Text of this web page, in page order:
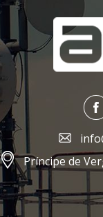
;
Príncipe de